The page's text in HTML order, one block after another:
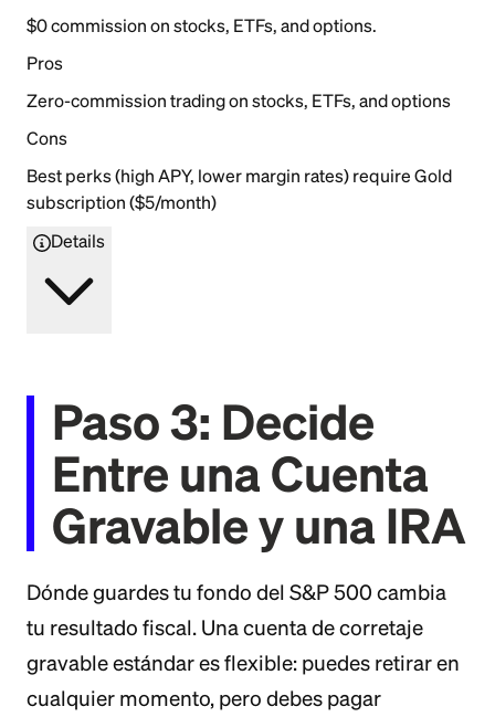
$0 commission on stocks, ETFs, and options.
Pros
Zero-commission trading on stocks, ETFs, and options
Cons
Best perks (high APY, lower margin rates) require Gold
subscription ($5/month)
Details
Paso 3: Decide
Entre una Cuenta
Gravable y una IRA
Dónde guardes tu fondo del S&P 500 cambia
tu resultado fiscal. Una cuenta de corretaje
gravable estándar es flexible: puedes retirar en
cualquier momento, pero debes pagar